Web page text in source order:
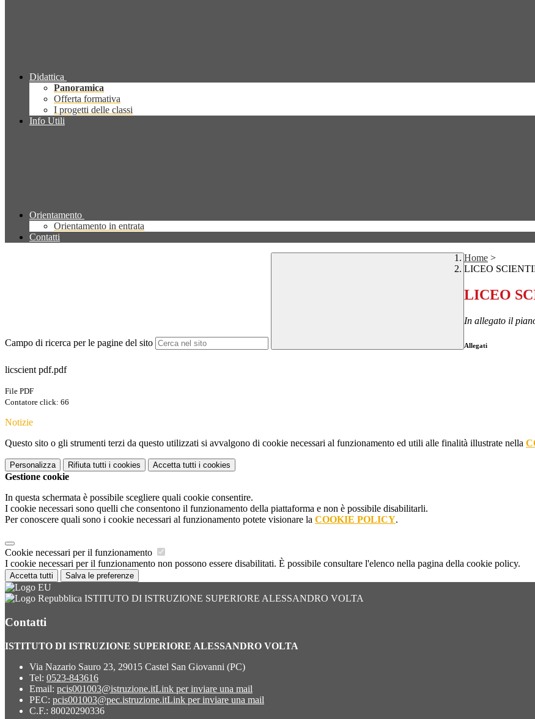
Didattica
Panoramica
Offerta formativa
I progetti delle classi
Info Utili
Orientamento
Orientamento in entrata
Contatti
Campo di ricerca per le pagine del sito
Home >
LICEO
LICEO
In allegato il
Allegati
licscient pdf.pdf
File PDF
Contatore click: 66
Notizie
Questo sito o gli strumenti terzi da questo utilizzati si avvalgono di cookie necessari al funzionamento ed utili alle finalità illustrate nella
Personalizza Rifiuta tutti i cookies Accetta tutti i cookies
Gestione cookie
In questa schermata è possibile scegliere quali cookie consentire.
I cookie necessari sono quelli che consentono il funzionamento della piattaforma e non è possibile disabilitarli.
Per conoscere quali sono i cookie necessari al funzionamento potete visionare la COOKIE POLICY.
Cookie necessari per il funzionamento
I cookie necessari per il funzionamento non possono essere disabilitati. È possibile consultare l'elenco nella pagina della cookie policy.
Accetta tutti Salva le preferenze
ISTITUTO DI ISTRUZIONE SUPERIORE ALESSANDRO VOLTA
Contatti
ISTITUTO DI ISTRUZIONE SUPERIORE ALESSANDRO VOLTA
Via Nazario Sauro 23, 29015 Castel San Giovanni (PC)
Tel: 0523-843616
Email: pcis001003@istruzione.itLink per inviare una mail
PEC: pcis001003@pec.istruzione.itLink per inviare una mail
C.F.: 80020290336